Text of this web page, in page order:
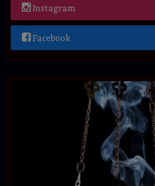
Instagram
Facebook